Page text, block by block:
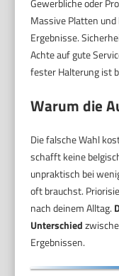
Massive Platten
Ergebnisse.
Achte auf gute
fester Halterung ist
Warum die
Die falsche Wahl
schafft keine
unpraktisch bei
oft brauchst.
nach deinem Alltag.
Unterschied
Ergebnissen.